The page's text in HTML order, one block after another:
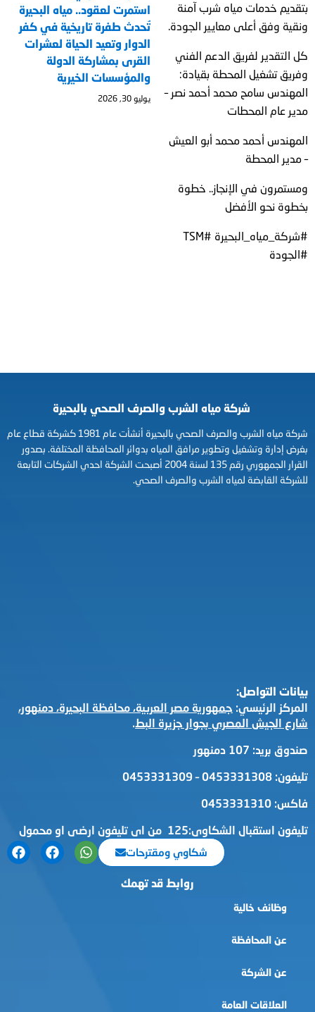
بتقديم خدمات مياه شرب آمنة
ونقية وفق أعلى معايير الجودة.
كل التقدير لفريق الدعم الفني
وفريق تشغيل المحطة بقيادة:
المهندس سامح محمد أحمد نصر –
مدير عام المحطات
المهندس أحمد محمد أبو العيش
– مدير المحطة
ومستمرون في الإنجاز.. خطوة
بخطوة نحو الأفضل
#شركة_مياه_البحيرة #TSM
#الجودة
استمرت لعقود.. مياه البحيرة
تُحدث طفرة تاريخية في كفر
الدوار وتعيد الحياة لعشرات
القرى بمشاركة الدولة
والمؤسسات الخيرية
يوليو 30, 2026
شركة مياه الشرب والصرف الصحي بالبحيرة
شركة مياه الشرب والصرف الصحي بالبحيرة أنشأت عام 1981 كشركة قطاع عام
بغرض إدارة وتشغيل وتطوير مرافق المياه بدوائر المحافظة المختلفة. بصدور
القرار الجمهوري رقم 135 لسنة 2004 أصبحت الشركة احدي الشركات التابعة
للشركة القابضة لمياه الشرب والصرف الصحي.
بيانات التواصل:
المركز الرئيسي: جمهورية مصر العربية، محافظة البحيرة، دمنهور،
شارع الجيش المصري بجوار جزيرة البط.
صندوق بريد: 107 دمنهور
تليفون: 0453331308 – 0453331309
فاكس: 0453331310
تليفون استقبال الشكاوى:125 من اى تليفون ارضى او محمول
شكاوي ومقترحات
روابط قد تهمك
وظائف خالية
عن المحافظة
عن الشركة
العلاقات العامة